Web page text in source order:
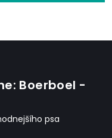
Boerboel -
psa